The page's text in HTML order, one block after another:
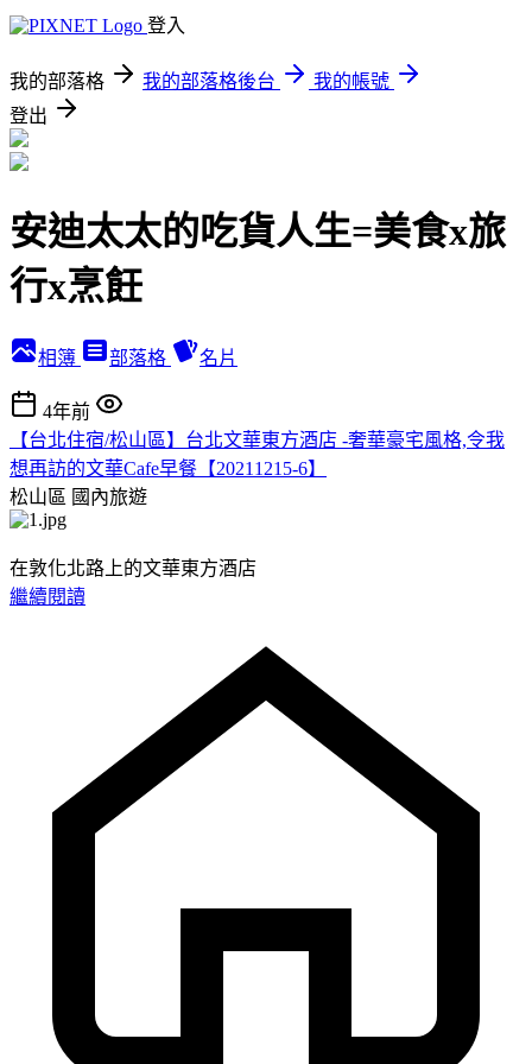
登入
我的部落格 我的部落格後台
我的帳號
登出
安迪太太的吃貨人生=美食x旅
行x烹飪
相簿 部落格 名片
4年前
【台北住宿/松山區】台北文華東方酒店 -奢華豪宅風格,令我
想再訪的文華Cafe早餐【20211215-6】
松山區 國內旅遊
在敦化北路上的文華東方酒店
繼續閱讀